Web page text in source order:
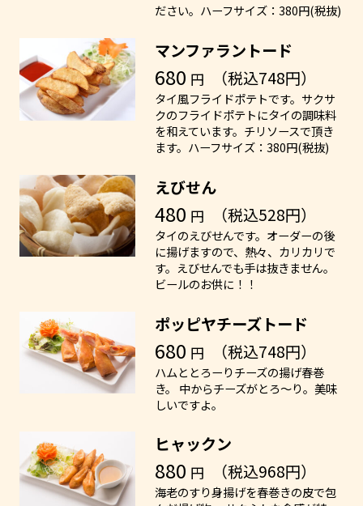
ださい。ハーフサイズ：380円(税抜)
マンファラントード
680 円 （税込748円）
タイ風フライドポテトです。サクサ
クのフライドポテトにタイの調味料
を和えています。チリソースで頂き
ます。ハーフサイズ：380円(税抜)
えびせん
480 円 （税込528円）
タイのえびせんです。オーダーの後
に揚げますので、熱々、カリカリで
す。えびせんでも手は抜きません。
ビールのお供に！！
ポッピヤチーズトード
680 円 （税込748円）
ハムととろーりチーズの揚げ春巻
き。 中からチーズがとろ～り。美味
しいですよ。
ヒャックン
880 円 （税込968円）
海老のすり身揚げを春巻きの皮で包